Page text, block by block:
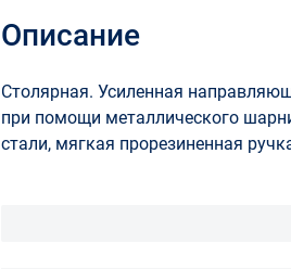
Описание
Столярная. Усиленная
при помощи металлического
стали, мягкая прорезиненная